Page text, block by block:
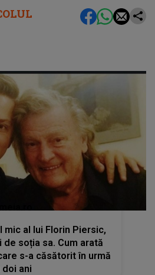
mic al lui Florin Piersic,
soția sa. Cum arată
s-a căsătorit în urmă
doi ani